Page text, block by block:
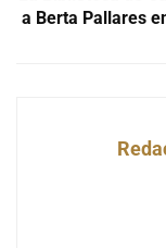
a Berta Pallares